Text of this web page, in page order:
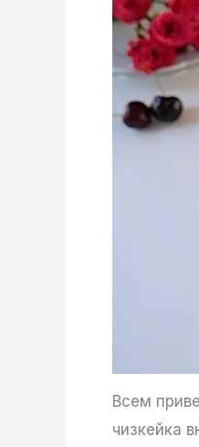
Всем
чизкейка